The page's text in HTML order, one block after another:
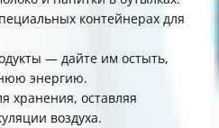
контейнерах для
— дайте им остыть,
энергию.
хранения, оставляя
воздуха.